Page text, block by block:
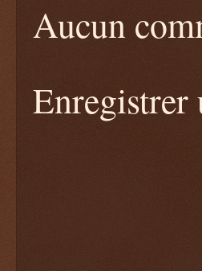
Aucun
Enregistrer